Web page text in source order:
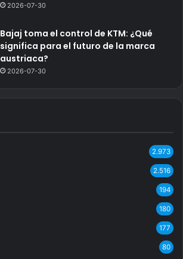
2026-07-30
Bajaj toma el control de KTM: ¿Qué
significa para el futuro de la marca
austriaca?
2026-07-30
2.973
2.516
194
180
177
80